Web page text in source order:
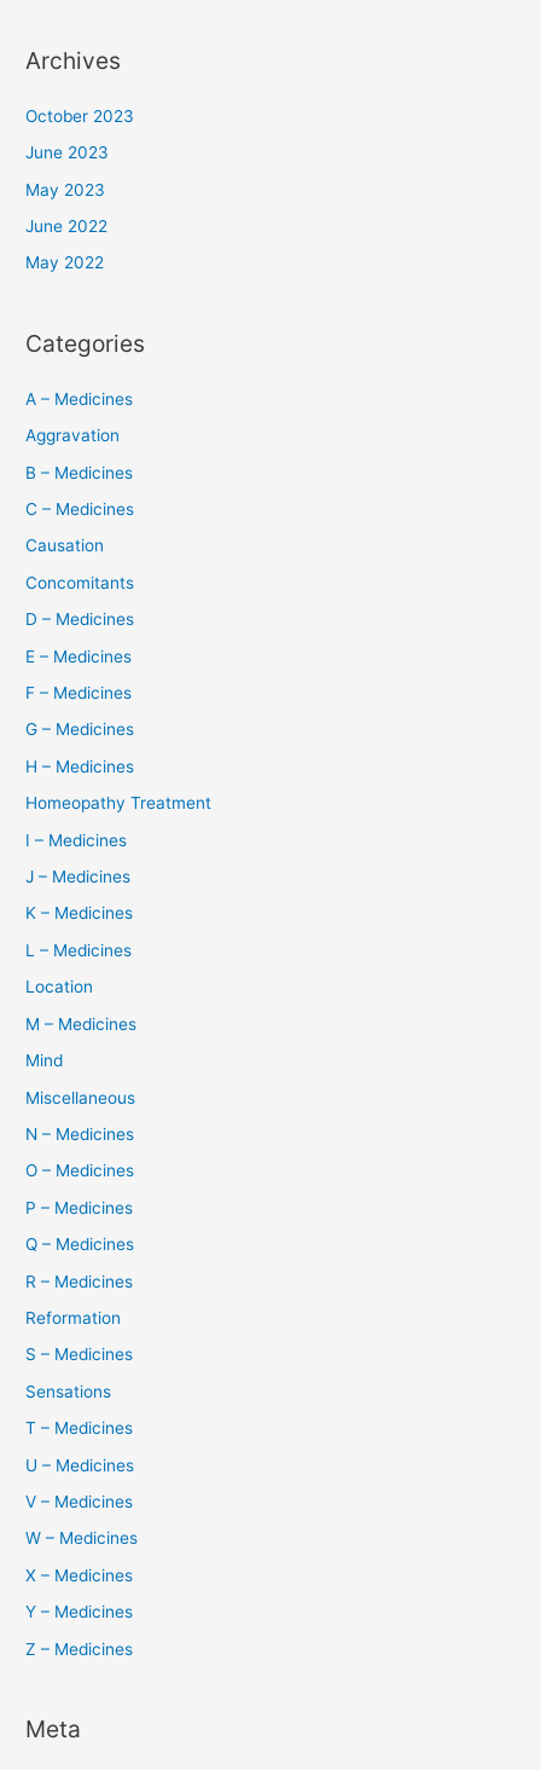
Archives
October 2023
June 2023
May 2023
June 2022
May 2022
Categories
A – Medicines
Aggravation
B – Medicines
C – Medicines
Causation
Concomitants
D – Medicines
E – Medicines
F – Medicines
G – Medicines
H – Medicines
Homeopathy Treatment
I – Medicines
J – Medicines
K – Medicines
L – Medicines
Location
M – Medicines
Mind
Miscellaneous
N – Medicines
O – Medicines
P – Medicines
Q – Medicines
R – Medicines
Reformation
S – Medicines
Sensations
T – Medicines
U – Medicines
V – Medicines
W – Medicines
X – Medicines
Y – Medicines
Z – Medicines
Meta